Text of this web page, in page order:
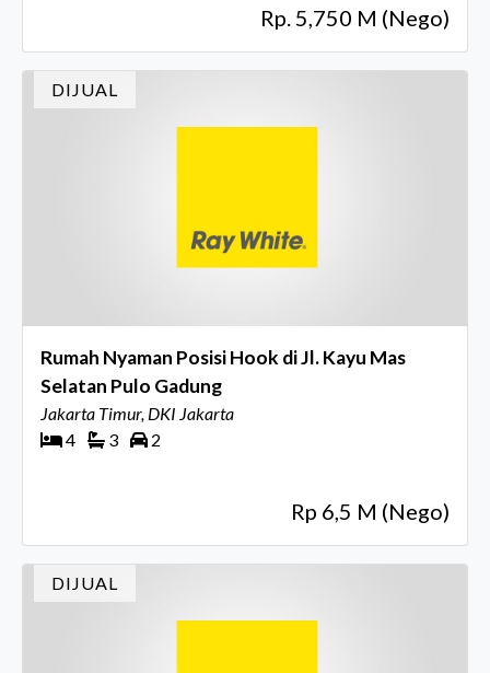
Rp. 5,750 M (Nego)
DIJUAL
Rumah Nyaman Posisi Hook di Jl. Kayu Mas
Selatan Pulo Gadung
Jakarta Timur, DKI Jakarta
4
3 2
Rp 6,5 M (Nego)
DIJUAL